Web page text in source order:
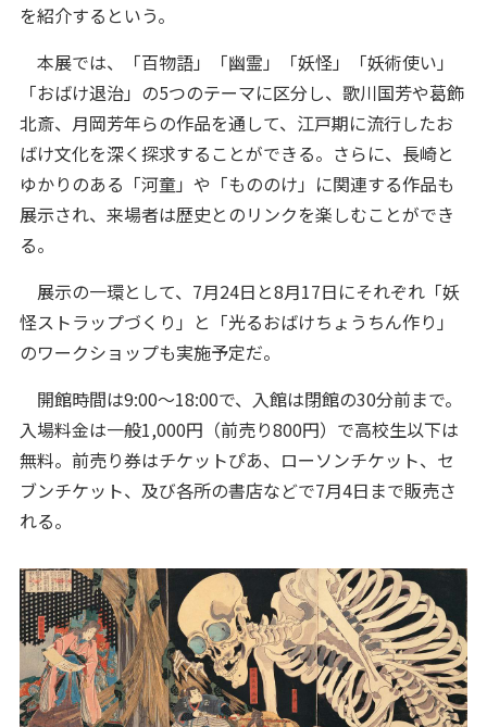
を紹介するという。
本展では、「百物語」「幽霊」「妖怪」「妖術使い」
「おばけ退治」の5つのテーマに区分し、歌川国芳や葛飾
北斎、月岡芳年らの作品を通して、江戸期に流行したお
ばけ文化を深く探求することができる。さらに、長崎と
ゆかりのある「河童」や「もののけ」に関連する作品も
展示され、来場者は歴史とのリンクを楽しむことができ
る。
展示の一環として、7月24日と8月17日にそれぞれ「妖
怪ストラップづくり」と「光るおばけちょうちん作り」
のワークショップも実施予定だ。
開館時間は9:00～18:00で、入館は閉館の30分前まで。
入場料金は一般1,000円（前売り800円）で高校生以下は
無料。前売り券はチケットぴあ、ローソンチケット、セ
ブンチケット、及び各所の書店などで7月4日まで販売さ
れる。